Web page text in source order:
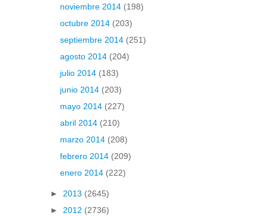
noviembre 2014 (198)
octubre 2014 (203)
septiembre 2014 (251)
agosto 2014 (204)
julio 2014 (183)
junio 2014 (203)
mayo 2014 (227)
abril 2014 (210)
marzo 2014 (208)
febrero 2014 (209)
enero 2014 (222)
► 2013 (2645)
► 2012 (2736)